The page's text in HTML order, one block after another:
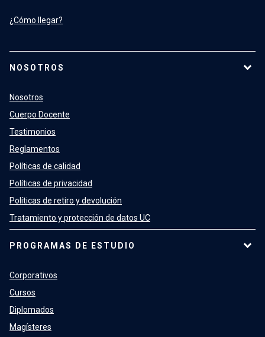
¿Cómo llegar?
NOSOTROS
Nosotros
Cuerpo Docente
Testimonios
Reglamentos
Políticas de calidad
Políticas de privacidad
Políticas de retiro y devolución
Tratamiento y protección de datos UC
PROGRAMAS DE ESTUDIO
Corporativos
Cursos
Diplomados
Magísteres